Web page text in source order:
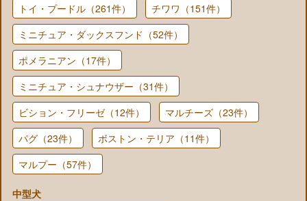
トイ・プードル（261件）
チワワ（151件）
ミニチュア・ダックスフンド（52件）
ポメラニアン（17件）
ミニチュア・シュナウザー（31件）
ビション・フリーゼ（12件）
マルチーズ（23件）
パグ（23件）
ボストン・テリア（11件）
マルプー（57件）
中型犬